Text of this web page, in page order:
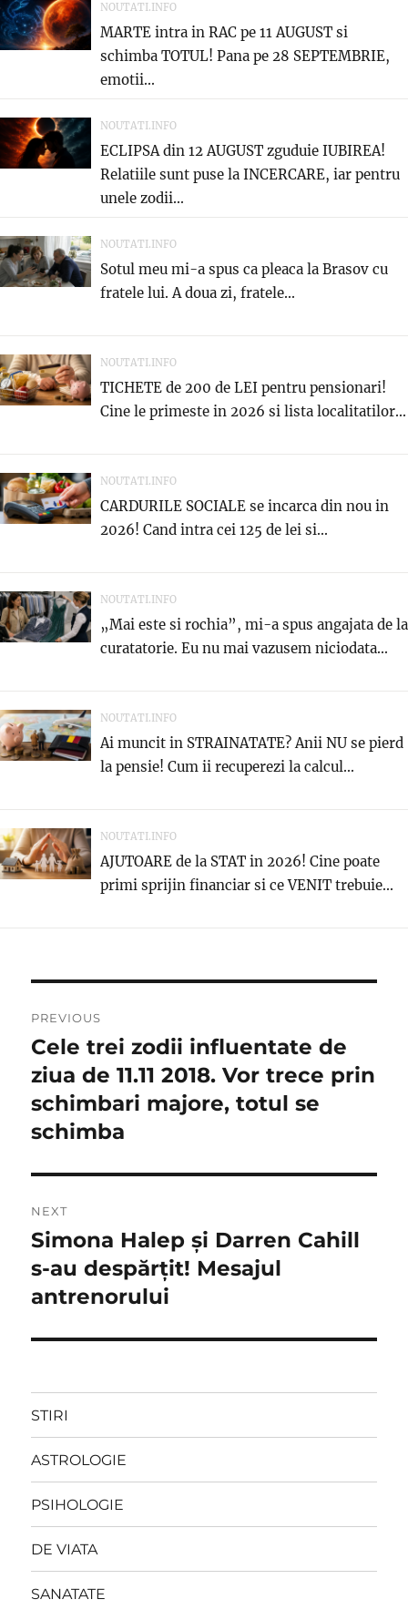
NOUTATI.INFO
MARTE intra in RAC pe 11 AUGUST si
schimba TOTUL! Pana pe 28 SEPTEMBRIE,
emotii...
NOUTATI.INFO
ECLIPSA din 12 AUGUST zguduie IUBIREA!
Relatiile sunt puse la INCERCARE, iar pentru
unele zodii...
NOUTATI.INFO
Sotul meu mi-a spus ca pleaca la Brasov cu
fratele lui. A doua zi, fratele...
NOUTATI.INFO
TICHETE de 200 de LEI pentru pensionari!
Cine le primeste in 2026 si lista localitatilor...
NOUTATI.INFO
CARDURILE SOCIALE se incarca din nou in
2026! Cand intra cei 125 de lei si...
NOUTATI.INFO
„Mai este si rochia”, mi-a spus angajata de la
curatatorie. Eu nu mai vazusem niciodata...
NOUTATI.INFO
Ai muncit in STRAINATATE? Anii NU se pierd
la pensie! Cum ii recuperezi la calcul...
NOUTATI.INFO
AJUTOARE de la STAT in 2026! Cine poate
primi sprijin financiar si ce VENIT trebuie...
în
articole
PREVIOUS
Previous
post:
Cele trei zodii influentate de
ziua de 11.11 2018. Vor trece prin
schimbari majore, totul se
schimba
NEXT
Next
post:
Simona Halep şi Darren Cahill
s-au despărţit! Mesajul
antrenorului
STIRI
ASTROLOGIE
PSIHOLOGIE
DE VIATA
SANATATE